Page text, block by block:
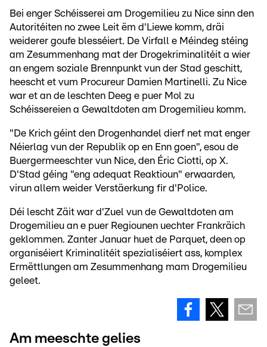
Bei enger Schéisserei am Drogemilieu zu Nice sinn den
Autoritéiten no zwee Leit ëm d'Liewe komm, dräi
weiderer goufe blesséiert. De Virfall e Méindeg stéing
am Zesummenhang mat der Drogekriminalitéit a wier
an engem soziale Brennpunkt vun der Stad geschitt,
heescht et vum Procureur Damien Martinelli. Zu Nice
war et an de leschten Deeg e puer Mol zu
Schéissereien a Gewaltdoten am Drogemilieu komm.
"De Krich géint den Drogenhandel dierf net mat enger
Néierlag vun der Republik op en Enn goen", esou de
Buergermeeschter vun Nice, den Éric Ciotti, op X.
D'Stad géing "eng adequat Reaktioun" erwaarden,
virun allem weider Verstäerkung fir d'Police.
Déi lescht Zäit war d'Zuel vun de Gewaltdoten am
Drogemilieu an e puer Regiounen uechter Frankräich
geklommen. Zanter Januar huet de Parquet, deen op
organiséiert Kriminalitéit spezialiséiert ass, komplex
Ermëttlungen am Zesummenhang mam Drogemilieu
geleet.
Am meeschte gelies